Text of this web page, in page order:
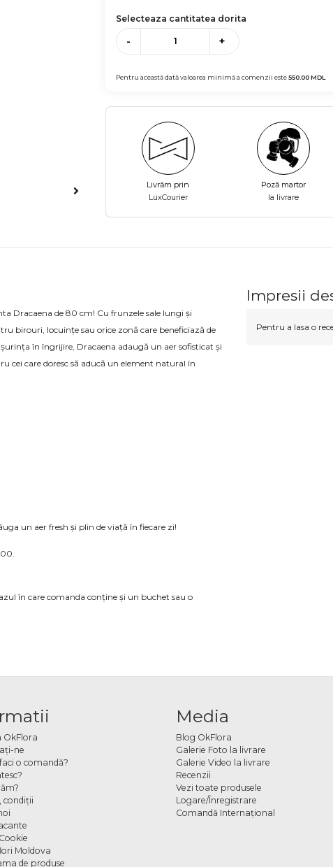
Selecteaza cantitatea dorita
- +
Pentru această dată valoarea minimă a comenzii este550.00MDL
Livrăm prin
LuxCourier
Poză martor
la livrare
Dracaena de 80 cm! Cu frunzele sale lungi și
birouri, locuințe sau orice zonă care beneficiază de
în îngrijire, Dracaena adaugă un aer sofisticat și
cei care doresc să aducă un element natural în
un aer fresh și plin de viață în fiecare zi!
în care comanda conține și un buchet sau o
Impresii
Pentru a lasa o
OkFlora
ne
o comandă?
condiţii
Moldova
de produse
Media
Blog OkFlora
Galerie Foto la livrare
Galerie Video la livrare
Recenzii
Vezi toate produsele
Logare/Înregistrare
Comandă Internațional